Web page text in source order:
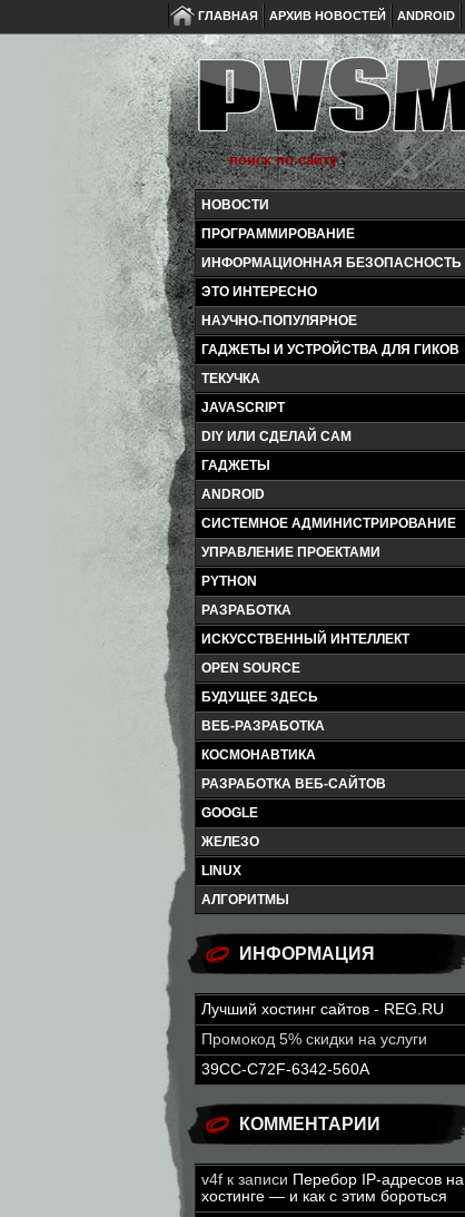
ГЛАВНАЯ АРХИВ НОВОСТЕЙ ANDROID
НОВОСТИ
ПРОГРАММИРОВАНИЕ
ИНФОРМАЦИОННАЯ БЕЗОПАСНОСТЬ
ЭТО ИНТЕРЕСНО
НАУЧНО-ПОПУЛЯРНОЕ
ГАДЖЕТЫ И УСТРОЙСТВА ДЛЯ ГИКОВ
ТЕКУЧКА
JAVASCRIPT
DIY ИЛИ СДЕЛАЙ САМ
ГАДЖЕТЫ
ANDROID
СИСТЕМНОЕ АДМИНИСТРИРОВАНИЕ
УПРАВЛЕНИЕ ПРОЕКТАМИ
PYTHON
РАЗРАБОТКА
ИСКУССТВЕННЫЙ ИНТЕЛЛЕКТ
OPEN SOURCE
БУДУЩЕЕ ЗДЕСЬ
ВЕБ-РАЗРАБОТКА
КОСМОНАВТИКА
РАЗРАБОТКА ВЕБ-САЙТОВ
GOOGLE
ЖЕЛЕЗО
LINUX
АЛГОРИТМЫ
ИНФОРМАЦИЯ
Лучший хостинг сайтов - REG.RU
Промокод 5% скидки на услуги
39CC-C72F-6342-560A
КОММЕНТАРИИ
v4f к записи Перебор IP-адресов на
хостинге — и как с этим бороться